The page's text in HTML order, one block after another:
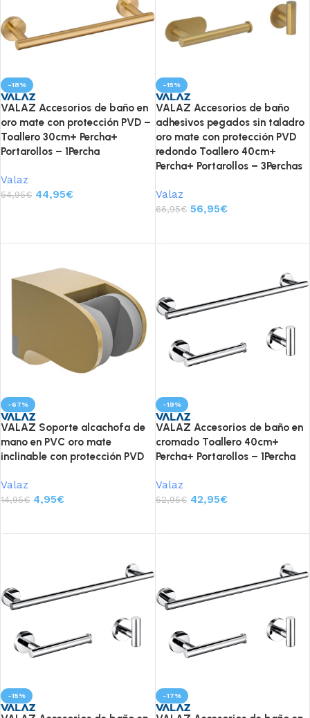
-18%
VALAZ Accesorios de baño en
oro mate con protección PVD –
Toallero 30cm+ Percha+
Portarollos – 1Percha
Valaz
54,95€ 44,95€
-15%
VALAZ Accesorios de baño
adhesivos pegados sin taladro
oro mate con protección PVD
redondo Toallero 40cm+
Percha+ Portarollos – 3Perchas
Valaz
66,95€ 56,95€
-67%
VALAZ Soporte alcachofa de
mano en PVC oro mate
inclinable con protección PVD
Valaz
14,95€ 4,95€
-19%
VALAZ Accesorios de baño en
cromado Toallero 40cm+
Percha+ Portarollos – 1Percha
Valaz
52,95€ 42,95€
-15% -17%